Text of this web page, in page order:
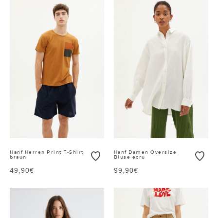
Hanf Herren Print T-Shirt
braun
49,90€
Hanf Damen Oversize
Bluse ecru
99,90€